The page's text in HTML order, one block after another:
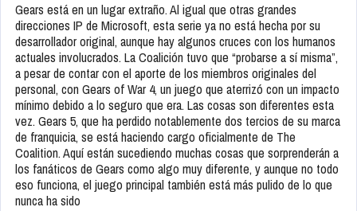
Gears está en un lugar extraño. Al igual que otras grandes
direcciones IP de Microsoft, esta serie ya no está hecha por su
desarrollador original, aunque hay algunos cruces con los humanos
actuales involucrados. La Coalición tuvo que “probarse a sí misma”,
a pesar de contar con el aporte de los miembros originales del
personal, con Gears of War 4, un juego que aterrizó con un impacto
mínimo debido a lo seguro que era. Las cosas son diferentes esta
vez. Gears 5, que ha perdido notablemente dos tercios de su marca
de franquicia, se está haciendo cargo oficialmente de The
Coalition. Aquí están sucediendo muchas cosas que sorprenderán a
los fanáticos de Gears como algo muy diferente, y aunque no todo
eso funciona, el juego principal también está más pulido de lo que
nunca ha sido